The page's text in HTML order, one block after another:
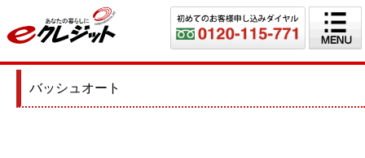
バッシュオート